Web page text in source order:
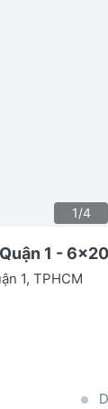
1/4
1 -
1, TPHCM